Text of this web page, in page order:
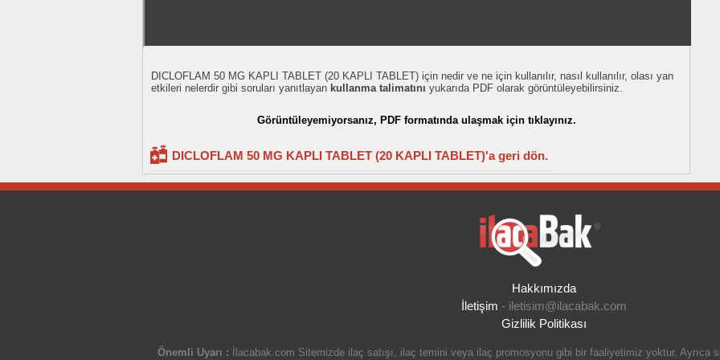
DICLOFLAM 50 MG KAPLI TABLET (20 KAPLI TABLET) için nedir ve ne için kullanılır, nasıl kullanılır, olası yan
etkileri nelerdir gibi soruları yanıtlayan kullanma talimatını yukarıda PDF olarak görüntüleyebilirsiniz.
Görüntüleyemiyorsanız, PDF formatında ulaşmak için tıklayınız.
DICLOFLAM 50 MG KAPLI TABLET (20 KAPLI TABLET)'a geri dön.
Hakkımızda
İletişim - iletisim@ilacabak.com
Gizlilik Politikası
Önemli Uyarı : İlacabak.com Sitemizde ilaç satışı, ilaç temini veya ilaç promosyonu gibi bir faaliyetimiz yoktur. Ayrıca